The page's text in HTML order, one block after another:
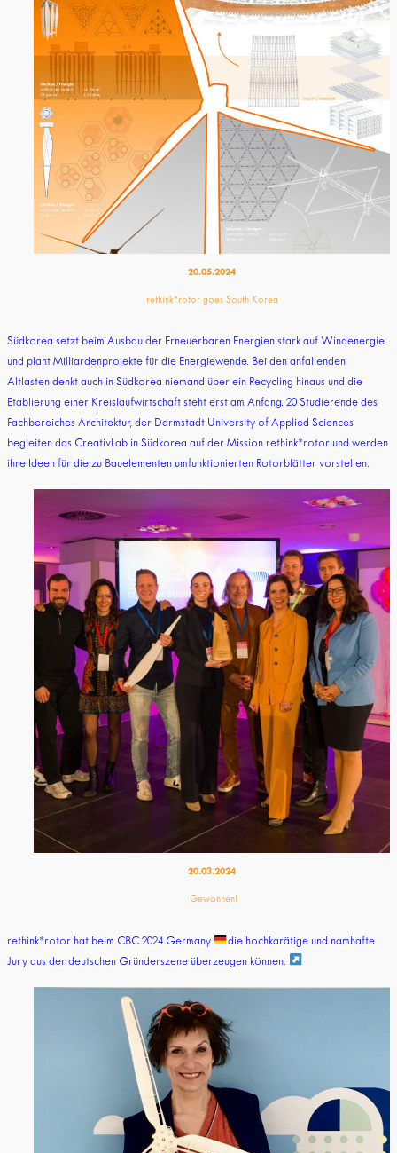
20.05.2024
rethink*rotor goes South Korea
Südkorea setzt beim Ausbau der Erneuerbaren Energien stark auf Windenergie
und plant Milliardenprojekte für die Energiewende. Bei den anfallenden
Altlasten denkt auch in Südkorea niemand über ein Recycling hinaus und die
Etablierung einer Kreislaufwirtschaft steht erst am Anfang. 20 Studierende des
Fachbereiches Architektur, der Darmstadt University of Applied Sciences
begleiten das CreativLab in Südkorea auf der Mission rethink*rotor und werden
ihre Ideen für die zu Bauelementen umfunktionierten Rotorblätter vorstellen.
20.03.2024
Gewonnen!
rethink*rotor hat beim CBC 2024 Germany
die hochkarätige und namhafte
Jury aus der deutschen Gründerszene überzeugen können.